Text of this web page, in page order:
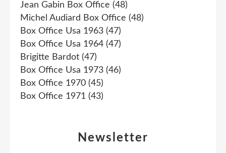
Newsletter
Jean Gabin Box Office (48)
Michel Audiard Box Office (48)
Box Office Usa 1963 (47)
Box Office Usa 1964 (47)
Brigitte Bardot (47)
Box Office Usa 1973 (46)
Box Office 1970 (45)
Box Office 1971 (43)